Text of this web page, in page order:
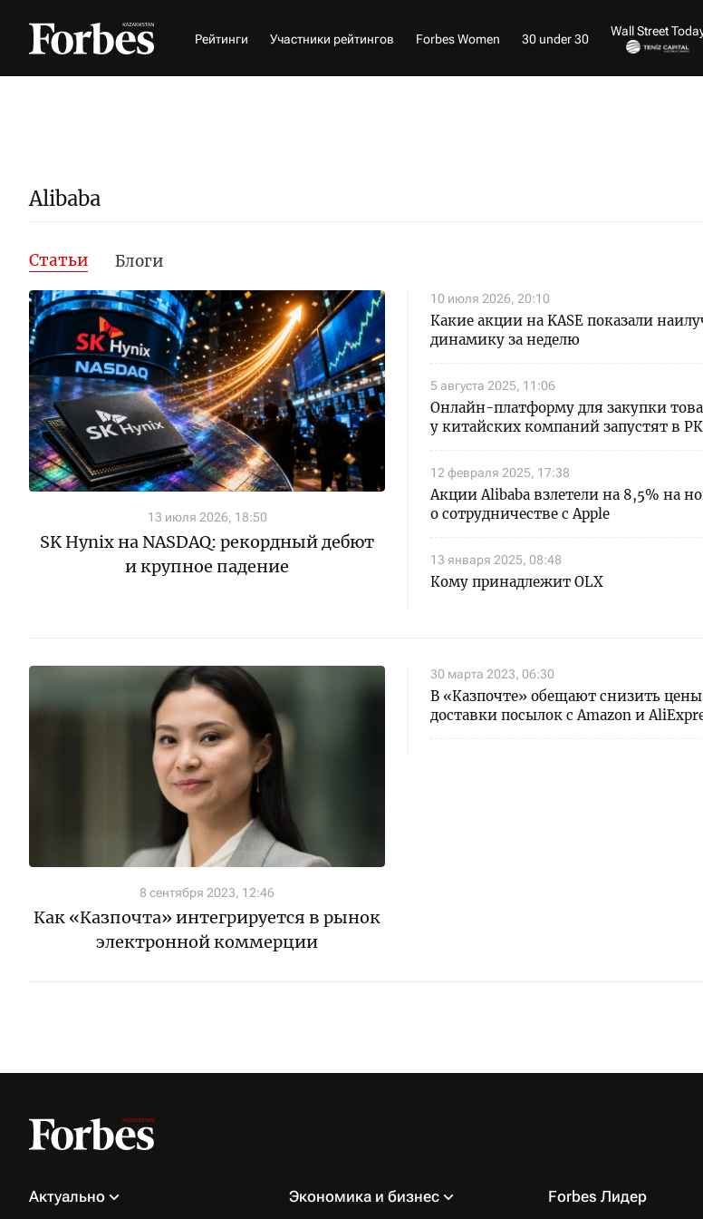
Рейтинги Участники рейтингов Forbes Women 30 under 30
Wall Street
Alibaba
Статьи Блоги
13 июля 2026, 18:50
SK Hynix на NASDAQ: рекордный дебют
и крупное падение
10 июля 2026, 20:10
Какие акции на KASE показали
динамику за неделю
5 августа 2025, 11:06
Онлайн-платформу для закупки
у китайских компаний запустят в РК
12 февраля 2025, 17:38
Акции Alibaba взлетели на 8,5% на
о сотрудничестве с Apple
13 января 2025, 08:48
Кому принадлежит OLX
8 сентября 2023, 12:46
Как «Казпочта» интегрируется в рынок
электронной коммерции
30 марта 2023, 06:30
В «Казпочте» обещают снизить
доставки посылок с Amazon и
Актуально Экономика и бизнес Forbes Лидер